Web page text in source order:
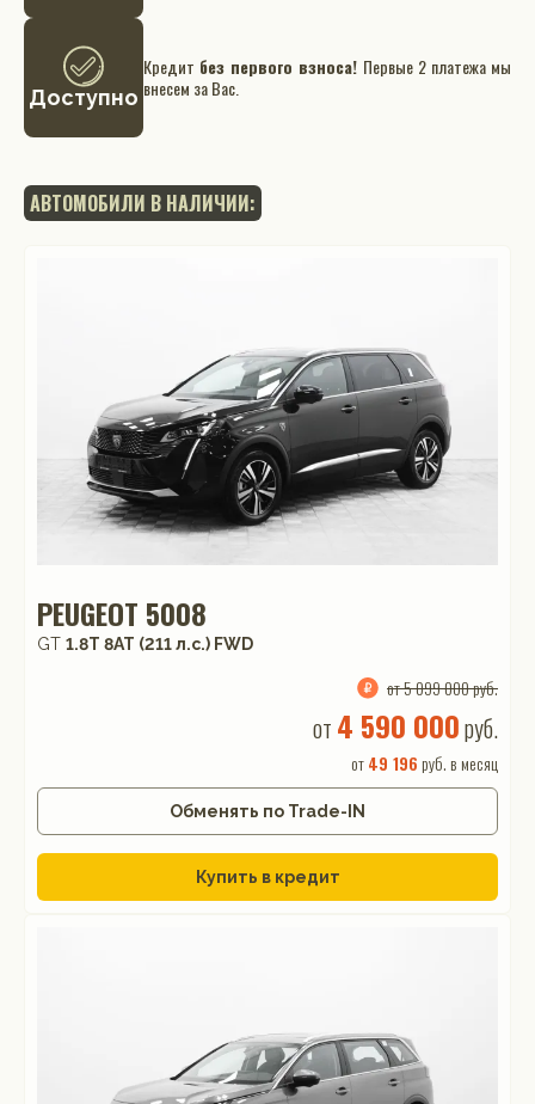
Доступно
Кредит без первого взноса! Первые 2 платежа мы
внесем за Вас.
АВТОМОБИЛИ В НАЛИЧИИ:
PEUGEOT 5008
GT 1.8T 8AT (211 л.с.) FWD
от 5 099 000 руб.
от 4 590 000руб.
от49 196 руб. в месяц
Обменять по Trade-IN
Купить в кредит